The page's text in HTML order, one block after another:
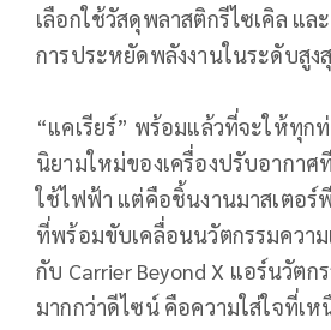
เลือกใช้วัสดุพลาสติกรีไซเคิล แล
การประหยัดพลังงานในระดับสูง
“แคเรียร์” พร้อมแล้วที่จะให้ทุก
นิยามใหม่ของเครื่องปรับอากาศ
ใช้ไฟฟ้า แต่คือชิ้นงานมาสเตอร์
ที่พร้อมขับเคลื่อนนวัตกรรมควา
กับ Carrier Beyond X แอร์นวัตก
มากกว่าดีไซน์ คือความใส่ใจที่เห